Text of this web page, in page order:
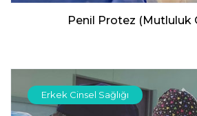
Penil Protez (Mutluluk
Erkek Cinsel Sağlığı